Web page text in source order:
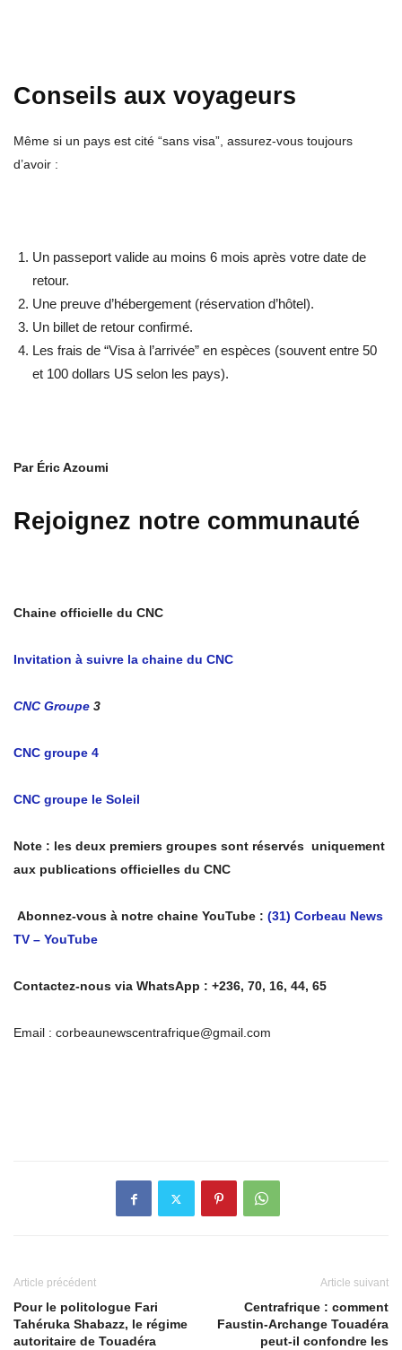
Conseils aux voyageurs
Même si un pays est cité “sans visa”, assurez-vous toujours
d’avoir :
Un passeport valide au moins 6 mois après votre date de
retour.
Une preuve d’hébergement (réservation d’hôtel).
Un billet de retour confirmé.
Les frais de “Visa à l’arrivée” en espèces (souvent entre 50
et 100 dollars US selon les pays).
Par Éric Azoumi
Rejoignez notre communauté
Chaine officielle du CNC
Invitation à suivre la chaine du CNC
CNC Groupe 3
CNC groupe 4
CNC groupe le Soleil
Note : les deux premiers groupes sont réservés uniquement
aux publications officielles du CNC
Abonnez-vous à notre chaine YouTube : (31) Corbeau News
TV – YouTube
Contactez-nous via WhatsApp : +236, 70, 16, 44, 65
Email : corbeaunewscentrafrique@gmail.com
Article précédent
Pour le politologue Fari
Tahéruka Shabazz, le régime
autoritaire de Touadéra
Article suivant
Centrafrique : comment
Faustin-Archange Touadéra
peut-il confondre les